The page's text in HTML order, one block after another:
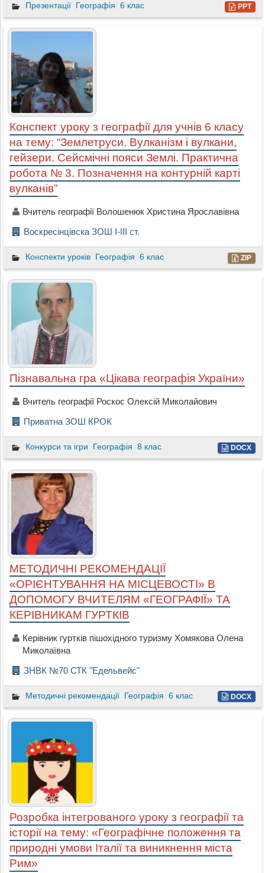
Презентації Географія 6 клас PPT
Конспект уроку з географії для учнів 6 класу
на тему: “Землетруси. Вулканізм і вулкани,
гейзери. Сейсмічні пояси Землі. Практична
робота № 3. Позначення на контурній карті
вулканів”
Вчитель географії Волошенюк Христина Ярославівна
Воскресінцівска ЗОШ І-ІІІ ст.
Конспекти уроків Географія 6 клас ZIP
Пізнавальна гра «Цікава географія України»
Вчитель географії Роскос Олексій Миколайович
Приватна ЗОШ КРОК
Конкурси та ігри Географія 8 клас DOCX
МЕТОДИЧНІ РЕКОМЕНДАЦІЇ
«ОРІЄНТУВАННЯ НА МІСЦЕВОСТІ» В
ДОПОМОГУ ВЧИТЕЛЯМ «ГЕОГРАФІЇ» ТА
КЕРІВНИКАМ ГУРТКІВ
Керівник гуртків пішохідного туризму Хомякова Олена
Миколаївна
ЗНВК №70 СТК "Едельвейс"
Методичні рекомендації Географія 6 клас DOCX
Розробка інтегрованого уроку з географії та
історії на тему: «Географічне положення та
природні умови Італії та виникнення міста
Рим»